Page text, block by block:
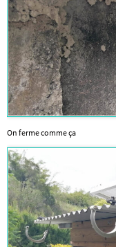
On ferme comme ça